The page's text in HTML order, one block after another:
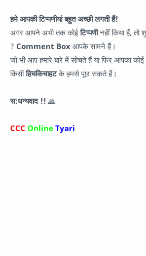
हमे आपकी टिप्पणीयां बहुत अच्छी लगती हैं!
अगर आपने अभी तक कोईटिप्पणीनहीं किया हैं, तो
? Comment Box आपके सामने हैं।
जो भी आप हमारे बारे में सोचते हैं या फिर आपका कोई
किसीहिचकिचाहटके हमसे पूछ सकते हैं।
स:धन्यवाद !! 🙏
CCC Online Tyari